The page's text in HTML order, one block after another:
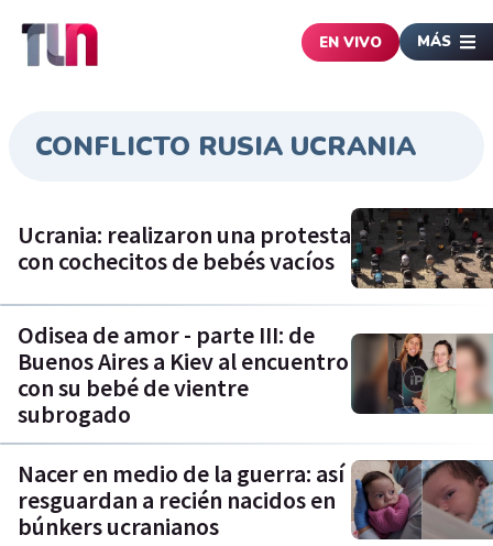
EN VIVO MÁS
CONFLICTO RUSIA UCRANIA
Ucrania: realizaron una protesta
con cochecitos de bebés vacíos
Odisea de amor - parte III: de
Buenos Aires a Kiev al encuentro
con su bebé de vientre
subrogado
Nacer en medio de la guerra: así
resguardan a recién nacidos en
búnkers ucranianos